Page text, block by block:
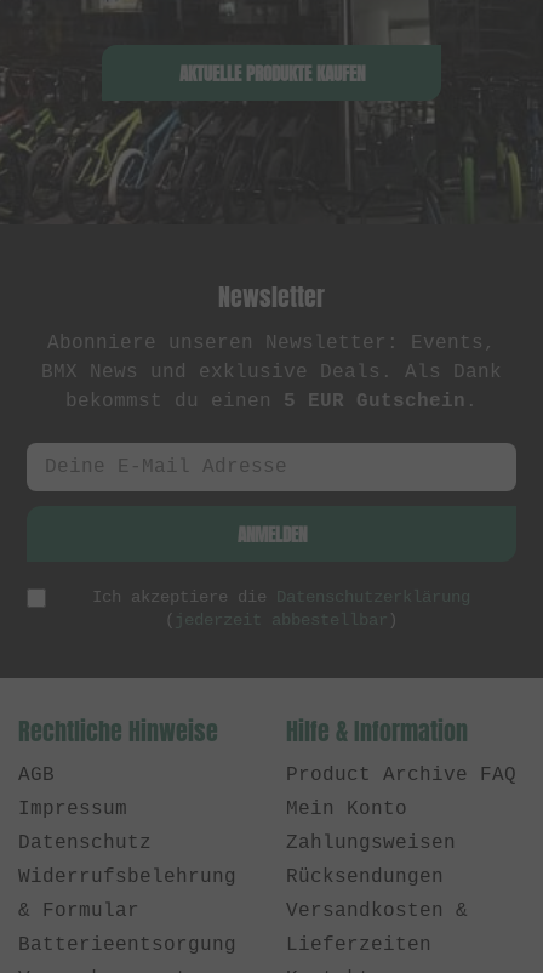
AKTUELLE PRODUKTE KAUFEN
Newsletter
Abonniere unseren Newsletter: Events,
BMX News und exklusive Deals. Als Dank
bekommst du einen 5 EUR Gutschein .
ANMELDEN
Ich akzeptiere die
Datenschutzerklärung
(
jederzeit abbestellbar )
Rechtliche Hinweise
AGB
Impressum
Datenschutz
Widerrufsbelehrung
& Formular
Batterieentsorgung
Hilfe & Information
Product Archive FAQ
Mein Konto
Zahlungsweisen
Rücksendungen
Versandkosten &
Lieferzeiten